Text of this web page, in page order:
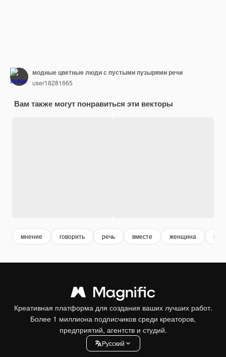
модные цветные люди с пустыми пузырями речи
user18281665
Вам также могут понравиться эти векторы
мнение говорить речь вместе женщина
Креативная платформа для создания ваших лучших работ.
Более 1 миллиона подписчиков среди креаторов,
предприятий, агентств и студий.
Pусский